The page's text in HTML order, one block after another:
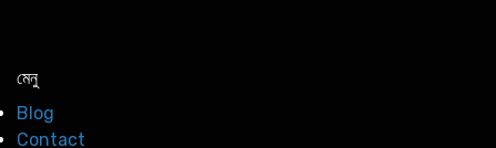
মেনু
Blog
Contact